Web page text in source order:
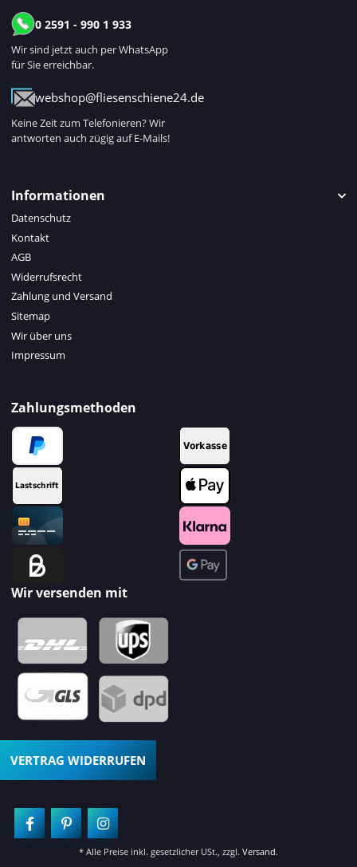
0 2591 - 990 1 933
Wir sind jetzt auch per WhatsApp
für Sie erreichbar.
webshop@fliesenschiene24.de
Keine Zeit zum Telefonieren? Wir
antworten auch zügig auf E-Mails!
Informationen
Datenschutz
Kontakt
AGB
Widerrufsrecht
Zahlung und Versand
Sitemap
Wir über uns
Impressum
Zahlungsmethoden
Wir versenden mit
VERTRAG WIDERRUFEN
* Alle Preise inkl. gesetzlicher USt., zzgl. Versand.